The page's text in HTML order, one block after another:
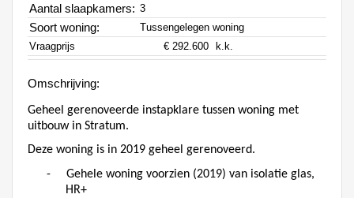
Aantal slaapkamers: 3
Soort woning:
Tussengelegen woning
Vraagprijs
€ 292.600 k.k.
Omschrijving:
Geheel gerenoveerde instapklare tussen woning met
uitbouw in Stratum.
Deze woning is in 2019 geheel gerenoveerd.
-
Gehele woning voorzien (2019) van isolatie glas,
HR+